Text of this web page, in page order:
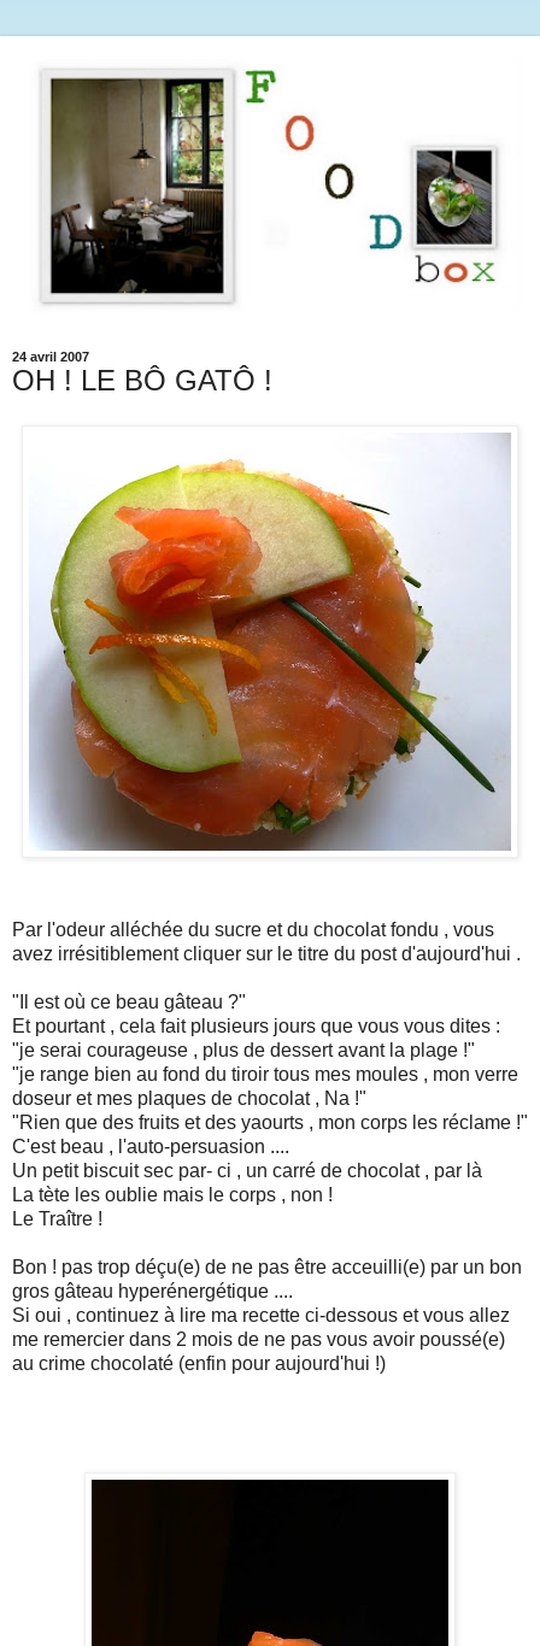
24 avril 2007
OH ! LE BÔ GATÔ !
Par l'odeur alléchée du sucre et du chocolat fondu , vous
avez irrésitiblement cliquer sur le titre du postd'aujourd'hui .
"Il est où ce beau gâteau ?"
Et pourtant , cela fait plusieurs jours que vous vous dites :
"je serai courageuse , plus de dessert avant la plage !"
"je range bien au fond du tiroir tous mes moules , mon verre
doseur et mes plaques de chocolat , Na !"
"Rien que des fruits et des yaourts , mon corps les réclame !"
C'est beau , l'auto-persuasion ....
Un petit biscuit sec par- ci , un carré de chocolat , par là
La tète les oublie mais le corps , non !
Le Traître !
Bon ! pas trop déçu(e) de ne pas être acceuilli(e) par un bon
gros gâteau hyperénergétique ....
Si oui , continuez à lire ma recette ci-dessous et vous allez
me remercier dans 2 mois de ne pas vous avoir poussé(e)
au crime chocolaté (enfin pour aujourd'hui !)